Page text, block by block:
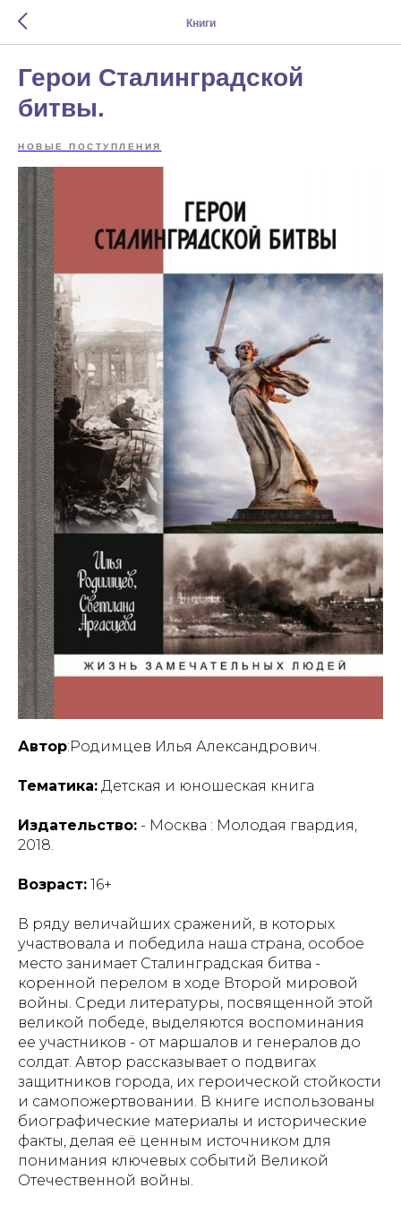
Книги
Герои Сталинградской
битвы.
НОВЫЕ ПОСТУПЛЕНИЯ
Автор:Родимцев Илья Александрович.
Тематика: Детская и юношеская книга
Издательство: - Москва : Молодая гвардия,
2018.
Возраст: 16+
В ряду величайших сражений, в которых
участвовала и победила наша страна, особое
место занимает Сталинградская битва -
коренной перелом в ходе Второй мировой
войны. Среди литературы, посвященной этой
великой победе, выделяются воспоминания
ее участников - от маршалов и генералов до
солдат. Автор рассказывает о подвигах
защитников города, их героической стойкости
и самопожертвовании. В книге использованы
биографические материалы и исторические
факты, делая её ценным источником для
понимания ключевых событий Великой
Отечественной войны.